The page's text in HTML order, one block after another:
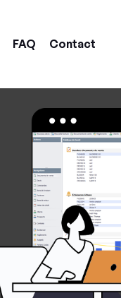
FAQ Contact